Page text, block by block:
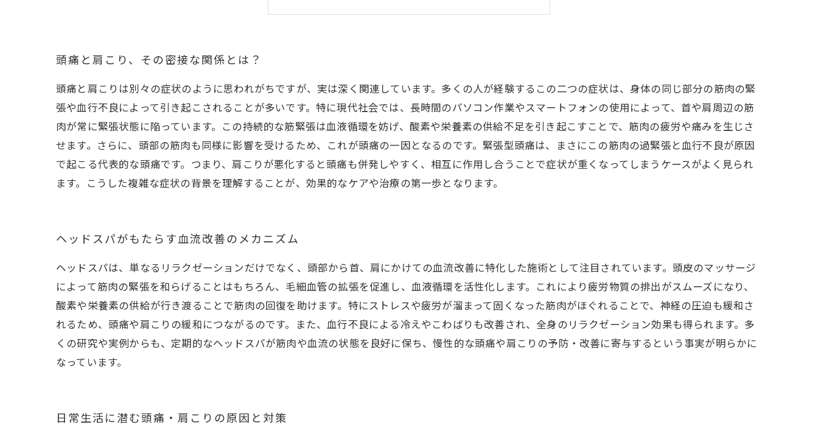
ヘッドスパで快適な毎日を実現するために
頭痛と肩こり、その密接な関係とは？
頭痛と肩こりは別々の症状のように思われがちですが、実は深く関連しています。多くの人が経験するこの二つの症状は、身体の同じ部分の筋肉の緊
張や血行不良によって引き起こされることが多いです。特に現代社会では、長時間のパソコン作業やスマートフォンの使用によって、首や肩周辺の筋
肉が常に緊張状態に陥っています。この持続的な筋緊張は血液循環を妨げ、酸素や栄養素の供給不足を引き起こすことで、筋肉の疲労や痛みを生じさ
せます。さらに、頭部の筋肉も同様に影響を受けるため、これが頭痛の一因となるのです。緊張型頭痛は、まさにこの筋肉の過緊張と血行不良が原因
で起こる代表的な頭痛です。つまり、肩こりが悪化すると頭痛も併発しやすく、相互に作用し合うことで症状が重くなってしまうケースがよく見られ
ます。こうした複雑な症状の背景を理解することが、効果的なケアや治療の第一歩となります。
ヘッドスパがもたらす血流改善のメカニズム
ヘッドスパは、単なるリラクゼーションだけでなく、頭部から首、肩にかけての血流改善に特化した施術として注目されています。頭皮のマッサージ
によって筋肉の緊張を和らげることはもちろん、毛細血管の拡張を促進し、血液循環を活性化します。これにより疲労物質の排出がスムーズになり、
酸素や栄養素の供給が行き渡ることで筋肉の回復を助けます。特にストレスや疲労が溜まって固くなった筋肉がほぐれることで、神経の圧迫も緩和さ
れるため、頭痛や肩こりの緩和につながるのです。また、血行不良による冷えやこわばりも改善され、全身のリラクゼーション効果も得られます。多
くの研究や実例からも、定期的なヘッドスパが筋肉や血流の状態を良好に保ち、慢性的な頭痛や肩こりの予防・改善に寄与するという事実が明らかに
なっています。
日常生活に潜む頭痛・肩こりの原因と対策